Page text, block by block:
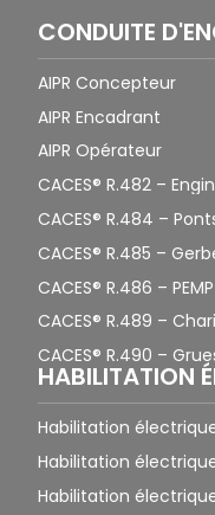
CONDUITE
AIPR Concepteur
AIPR Encadrant
AIPR Opérateur
CACES® R.482 –
CACES® R.484 –
CACES® R.485 –
CACES® R.486 –
CACES® R.489 –
CACES® R.490 –
HABILITATION
Habilitation
Habilitation électrique
Habilitation électrique